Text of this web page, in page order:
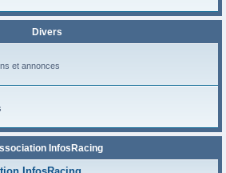
Divers
et annonces
InfosRacing